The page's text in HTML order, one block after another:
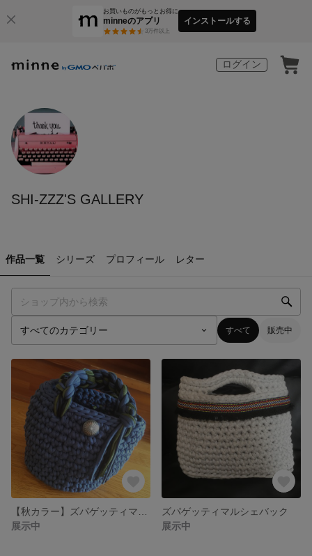
お買いものがもっとお得に
minneのアプリ
3万件以上
インストールする
ログイン
SHI-ZZZ'S GALLERY
作品一覧 シリーズ プロフィール レター
すべて 販売中
展示中
ズパゲッティマルシェバック
展示中